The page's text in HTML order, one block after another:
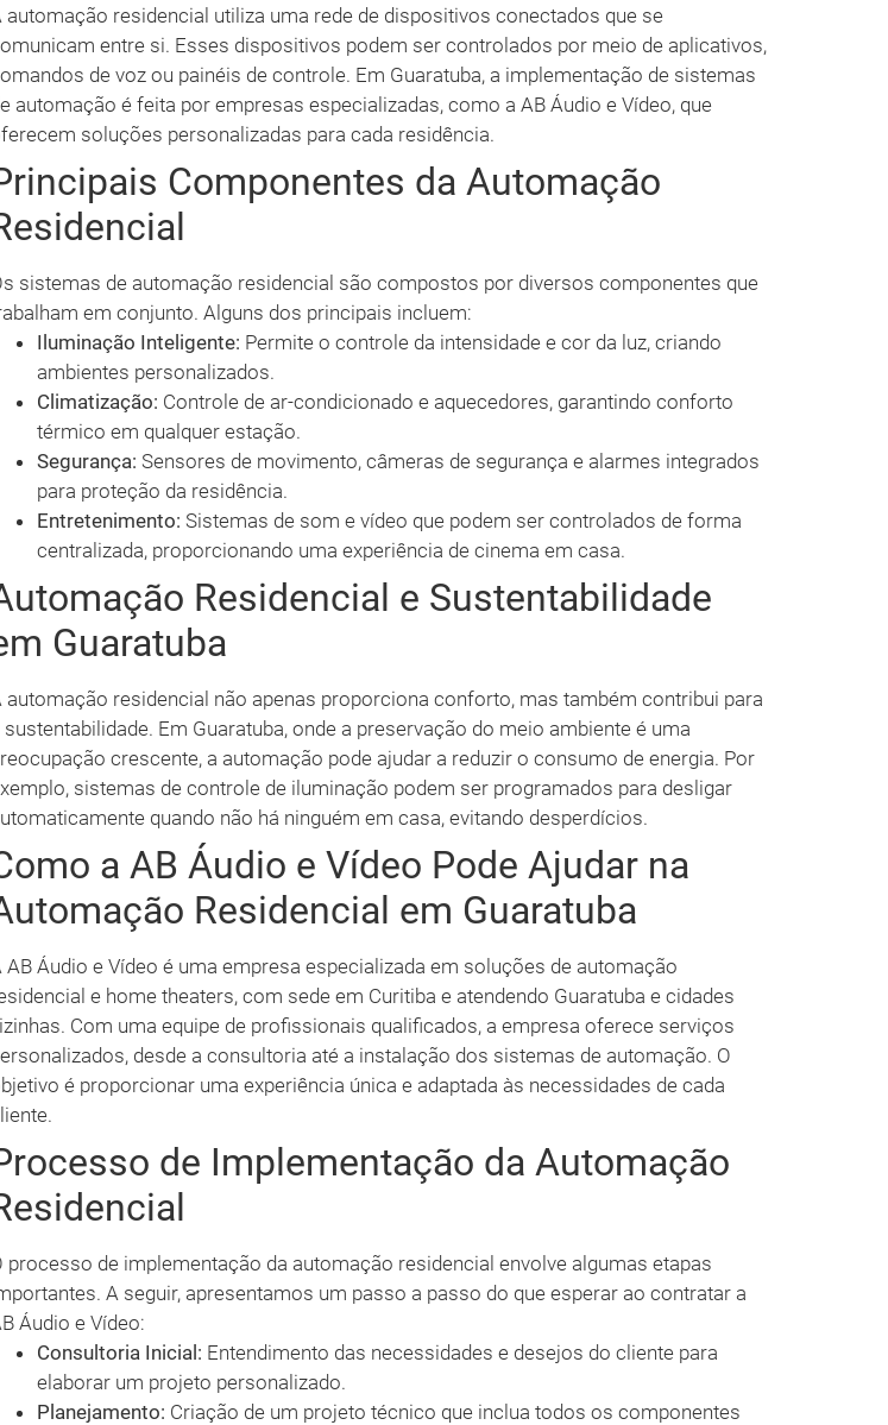
automação residencial utiliza uma rede de dispositivos conectados que se
entre si. Esses dispositivos podem ser controlados por meio de aplicativos,
de voz ou painéis de controle. Em Guaratuba, a implementação de sistemas
automação é feita por empresas especializadas, como a AB Áudio e Vídeo, que
soluções personalizadas para cada residência.
Componentes da Automação
sistemas de automação residencial são compostos por diversos componentes que
em conjunto. Alguns dos principais incluem:
Iluminação Inteligente: Permite o controle da intensidade e cor da luz, criando
ambientes personalizados.
Climatização: Controle de ar-condicionado e aquecedores, garantindo conforto
térmico em qualquer estação.
Segurança: Sensores de movimento, câmeras de segurança e alarmes integrados
para proteção da residência.
Entretenimento: Sistemas de som e vídeo que podem ser controlados de forma
centralizada, proporcionando uma experiência de cinema em casa.
Residencial e Sustentabilidade
Guaratuba
automação residencial não apenas proporciona conforto, mas também contribui para
sustentabilidade. Em Guaratuba, onde a preservação do meio ambiente é uma
crescente, a automação pode ajudar a reduzir o consumo de energia. Por
sistemas de controle de iluminação podem ser programados para desligar
quando não há ninguém em casa, evitando desperdícios.
a AB Áudio e Vídeo Pode Ajudar na
Residencial em Guaratuba
AB Áudio e Vídeo é uma empresa especializada em soluções de automação
e home theaters, com sede em Curitiba e atendendo Guaratuba e cidades
Com uma equipe de profissionais qualificados, a empresa oferece serviços
desde a consultoria até a instalação dos sistemas de automação. O
é proporcionar uma experiência única e adaptada às necessidades de cada
de Implementação da Automação
processo de implementação da automação residencial envolve algumas etapas
A seguir, apresentamos um passo a passo do que esperar ao contratar a
Áudio e Vídeo:
Consultoria Inicial: Entendimento das necessidades e desejos do cliente para
elaborar um projeto personalizado.
Planejamento: Criação de um projeto técnico que inclua todos os componentes